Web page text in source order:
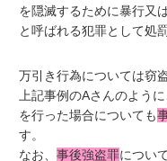
を隠滅するために暴行又
と呼ばれる犯罪として処
万引き行為については窃
上記事例のAさんのよう
を行った場合についても
す。
なお、事後強盗罪につい